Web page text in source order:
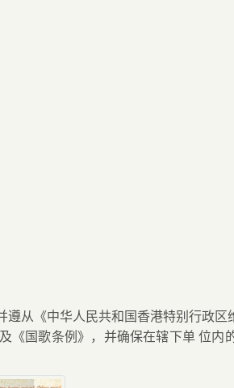
遵从《中华人民共和国香港特别行政区
《国歌条例》，并确保在辖下单 位内